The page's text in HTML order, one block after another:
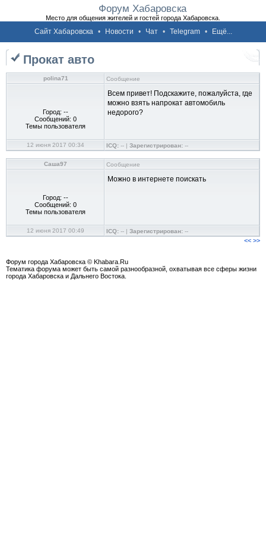
Форум Хабаровска
Место для общения жителей и гостей города Хабаровска.
Сайт Хабаровска • Новости • Чат • Telegram • Ещё...
Прокат авто
polina71 Сообщение
Город: --
Сообщений: 0
Темы пользователя
Всем привет! Подскажите, пожалуйста, где
можно взять напрокат автомобиль
недорого?
12 июня 2017 00:34 ICQ: -- | Зарегистрирован: --
Саша97 Сообщение
Город: --
Сообщений: 0
Темы пользователя
Можно в интернете поискать
12 июня 2017 00:49 ICQ: -- | Зарегистрирован: --
<< >>
Форум города Хабаровска © Khabara.Ru
Тематика форума может быть самой разнообразной, охватывая все сферы жизни
города Хабаровска и Дальнего Востока.